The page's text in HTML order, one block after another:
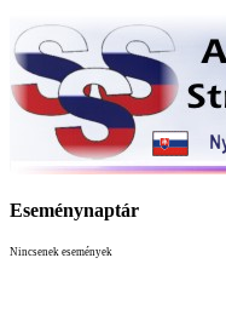
Eseménynaptár
Nincsenek események